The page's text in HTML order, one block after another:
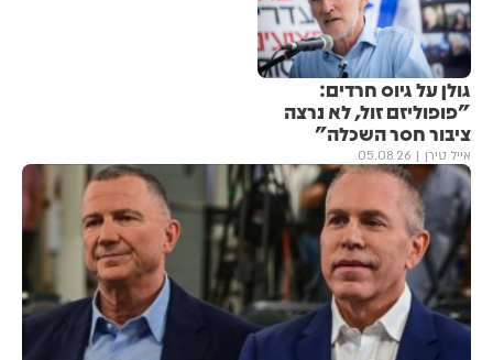
גולן ‏על גיוס חרדים:
"פופוליזם זול, לא נרצה
ציבור חסר השכלה"
אייל טירן 05.08.26